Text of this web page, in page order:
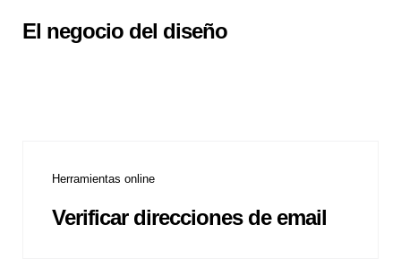
El negocio del diseño
Herramientas online
Verificar direcciones de email